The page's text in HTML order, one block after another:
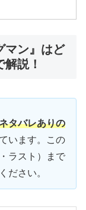
マン』はど
説！
タバレありの
います。この
ラスト）まで
ださい。